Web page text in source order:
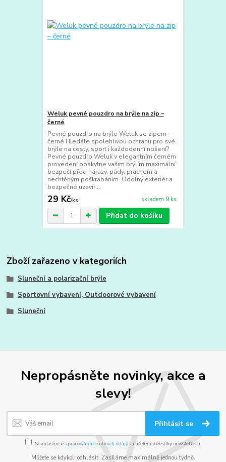
Weluk pevné pouzdro na brýle na zip –
černé
Pevné pouzdro na brýle Weluk se zipem –
černé Hledáte spolehlivou ochranu pro své
brýle na cesty, sport i každodenní nošení?
Pevné pouzdro Weluk v elegantním černém
provedení poskytne vašim brýlím maximální
bezpečí před nárazy, pády, prachem a
nechtěným poškrábáním. Odolný exteriér a
bezpečné uzavír...
29 Kč/ks skladem 9 ks
Přidat do košíku
Zboží zařazeno v kategoriích
Sluneční a polarizační brýle
Sportovní vybavení, Outdoorové vybavení
Sluneční
Nepropásněte novinky, akce a
slevy!
Přihlásit se
Souhlasím se zpracováním osobních údajůza účelem rozesílky newsletteru.
Můžete se kdykoli odhlásit. Zasíláme maximálně jednou týdně.